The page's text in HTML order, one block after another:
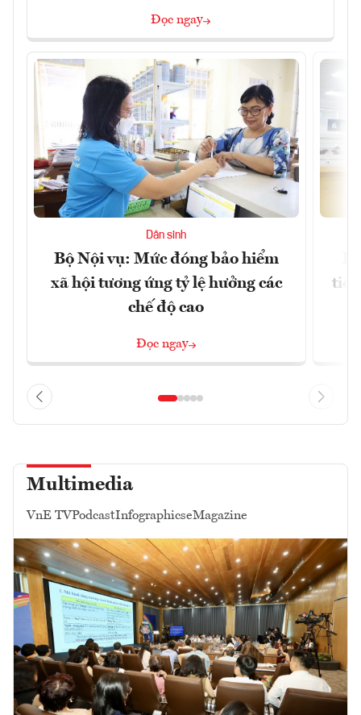
Đọc ngay
Dân sinh
Bộ Nội vụ: Mức đóng bảo hiểm
xã hội tương ứng tỷ lệ hưởng các
chế độ cao
Đọc ngay
Multimedia
VnE TVPodcastInfographicseMagazine